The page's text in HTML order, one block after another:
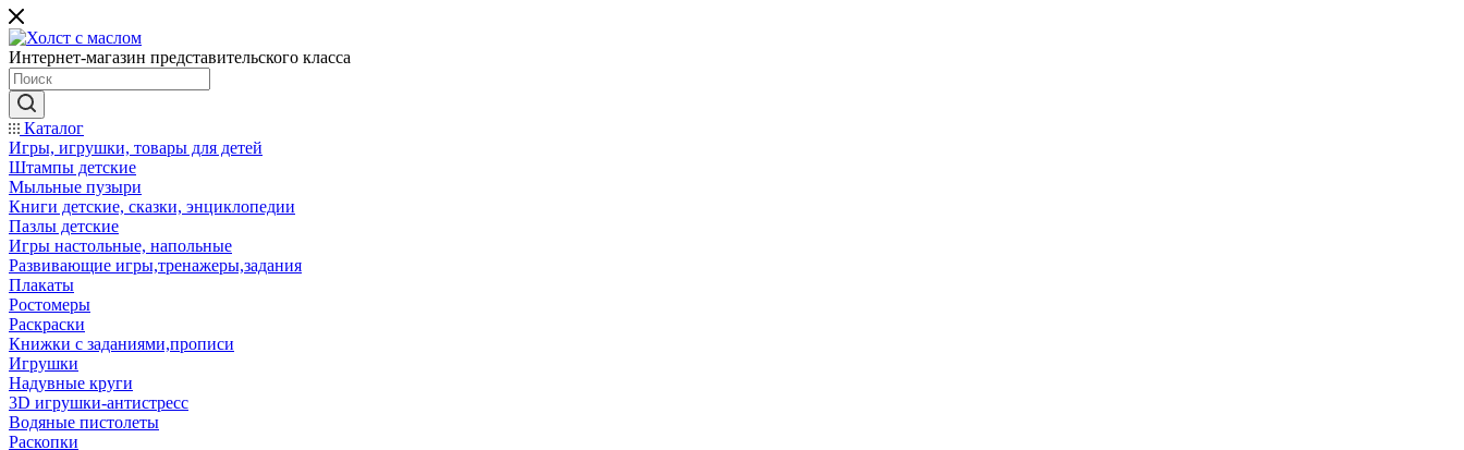
Интернет-магазин представительского класса
Каталог
Игры, игрушки, товары для детей
Штампы детские
Мыльные пузыри
Книги детские, сказки, энциклопедии
Пазлы детские
Игры настольные, напольные
Развивающие игры,тренажеры,задания
Плакаты
Ростомеры
Раскраски
Книжки с заданиями,прописи
Игрушки
Надувные круги
3D игрушки-антистресс
Водяные пистолеты
Раскопки